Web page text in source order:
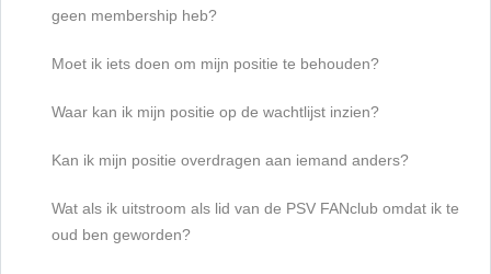
geen membership heb?
Moet ik iets doen om mijn positie te behouden?
Waar kan ik mijn positie op de wachtlijst inzien?
Kan ik mijn positie overdragen aan iemand anders?
Wat als ik uitstroom als lid van de PSV FANclub omdat ik te
oud ben geworden?